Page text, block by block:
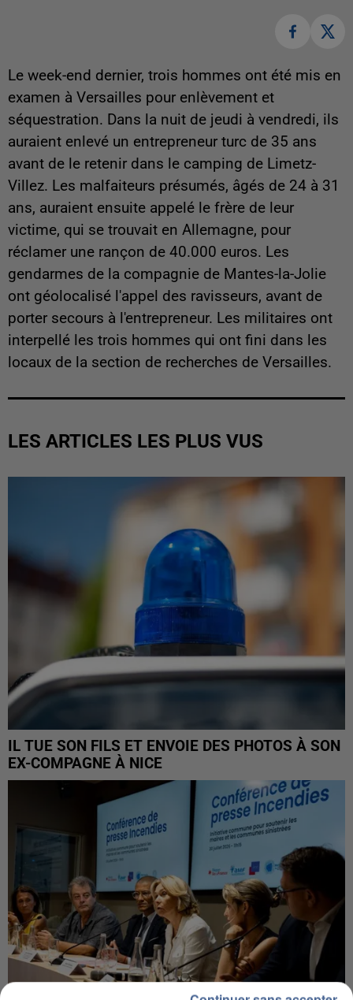
Le week-end dernier, trois hommes ont été mis en
examen à Versailles pour enlèvement et
séquestration. Dans la nuit de jeudi à vendredi, ils
auraient enlevé un entrepreneur turc de 35 ans
avant de le retenir dans le camping de Limetz-
Villez. Les malfaiteurs présumés, âgés de 24 à 31
ans, auraient ensuite appelé le frère de leur
victime, qui se trouvait en Allemagne, pour
réclamer une rançon de 40.000 euros. Les
gendarmes de la compagnie de Mantes-la-Jolie
ont géolocalisé l'appel des ravisseurs, avant de
porter secours à l'entrepreneur. Les militaires ont
interpellé les trois hommes qui ont fini dans les
locaux de la section de recherches de Versailles.
LES ARTICLES LES PLUS VUS
IL TUE SON FILS ET ENVOIE DES PHOTOS À SON
EX-COMPAGNE À NICE